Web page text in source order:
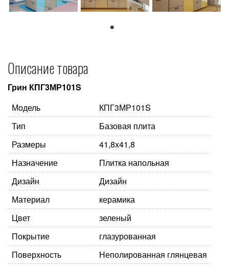
Описание товара
Грин КПГ3МР101S
Модель
КПГ3МР101S
Тип
Базовая плита
Размеры
41,8х41,8
Назначение
Плитка напольная
Дизайн
Дизайн
Материал
керамика
Цвет
зеленый
Покрытие
глазурованная
Поверхность
Неполированная глянцевая